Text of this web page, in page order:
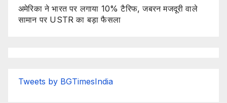
अमेरिका ने भारत पर लगाया 10% टैरिफ, जबरन मजदूरी वाले
सामान पर USTR का बड़ा फैसला
Tweets by BGTimesIndia